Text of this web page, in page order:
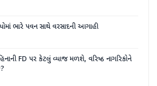
ભારે પવન સાથે વરસાદની આગાહી
FD પર કેટલું વ્યાજ મળશે, વરિષ્ઠ નાગરિકોને